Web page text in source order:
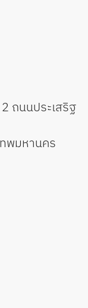
ถนนประเสริฐ
พมหานคร